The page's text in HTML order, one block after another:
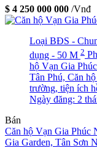
$ 4 250 000 000 /Vnđ
Loại BĐS -
dụng - 50 M 2
hộ Vạn Gia
Tân Phú, Căn
trường, tiện ích
Ngày đăng: 2
Bán
Căn hộ Vạn Gia Phúc
Gia Garden, Tân Sơn